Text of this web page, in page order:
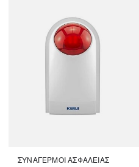
ΣΥΝΑΓΕΡΜΟΊ ΑΣΦΑΛΕΊΑΣ